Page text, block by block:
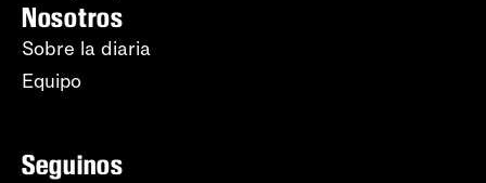
Nosotros
Sobre la diaria
Equipo
Seguinos